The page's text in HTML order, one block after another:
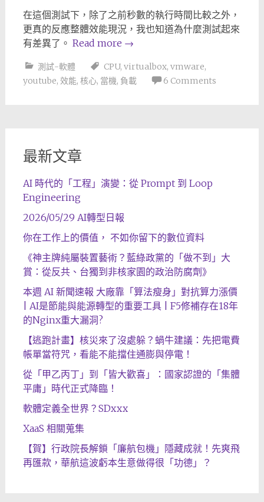
在這個測試下，除了之前秒數的執行時間比較之外，
更真的反應整體效能現況，我也知道為什麼測試起來
有差異了。 Read more →
測試-軟體 CPU, virtualbox, vmware,
youtube, 效能, 核心, 當機, 負載 6 Comments
最新文章
AI 時代的「工程」演變：從 Prompt 到 Loop
Engineering
2026/05/29 AI轉型日報
你在工作上的價值， 不如你留下的數位資料
《神主牌純屬裝置藝術？藍綠政黨的「做不到」大
賞：從反共、台獨到非核家園的政治防腐劑》
本週 AI 新聞速報 大廠靠「算法瘦身」對抗算力漲價
| AI是節能與能源轉型的重要工具 | F5修補存在18年
的Nginx重大漏洞?
【逃跑計畫】核災來了沒處躲？蝸牛建議：先把電費
帳單當符咒，看能不能擋住通膨與停電！
從「甲乙丙丁」到「皆大歡喜」：國家認證的「集體
平庸」時代正式降臨！
軟體定義全世界？SDxxx
XaaS 相關蒐集
【賀】行政院長解鎖「廉航包機」隱藏成就！先爽飛
再匯款，華航這波虧本生意做得很「功德」？